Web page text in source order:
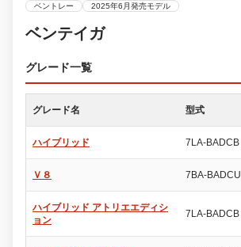
ベントレー 2025年6月発売モデル
ベンテイガ
グレード一覧
グレード名 型式
ハイブリッド 7LA-BADCB
Ｖ８ 7BA-BADCU
ハイブリッド アトリエエディシ
ョン
7LA-BADCB